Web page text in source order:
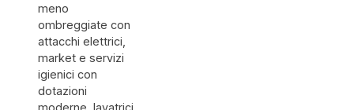
meno
ombreggiate con
attacchi elettrici,
market e servizi
igienici con
dotazioni
moderne, lavatrici